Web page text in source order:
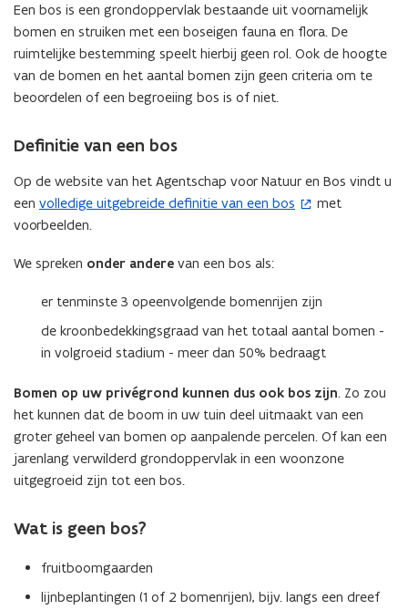
Een bos is een grondoppervlak bestaande uit voornamelijk
bomen en struiken met een boseigen fauna en flora. De
ruimtelijke bestemming speelt hierbij geen rol. Ook de hoogte
van de bomen en het aantal bomen zijn geen criteria om te
beoordelen of een begroeiing bos is of niet.
Definitie van een bos
Op de website van het Agentschap voor Natuur en Bos vindt u
een volledige uitgebreide definitie van een bos
(
o
e
n
i
e
u
w
v
n
t
e
met
voorbeelden.
We spreken onder andere van een bos als:
er tenminste 3 opeenvolgende bomenrijen zijn
de kroonbedekkingsgraad van het totaal aantal bomen -
in volgroeid stadium - meer dan 50% bedraagt
Bomen op uw privégrond kunnen dus ook bos zijn. Zo zou
het kunnen dat de boom in uw tuin deel uitmaakt van een
groter geheel van bomen op aanpalende percelen. Of kan een
jarenlang verwilderd grondoppervlak in een woonzone
uitgegroeid zijn tot een bos.
Wat is geen bos?
fruitboomgaarden
lijnbeplantingen (1 of 2 bomenrijen), bijv. langs een dreef